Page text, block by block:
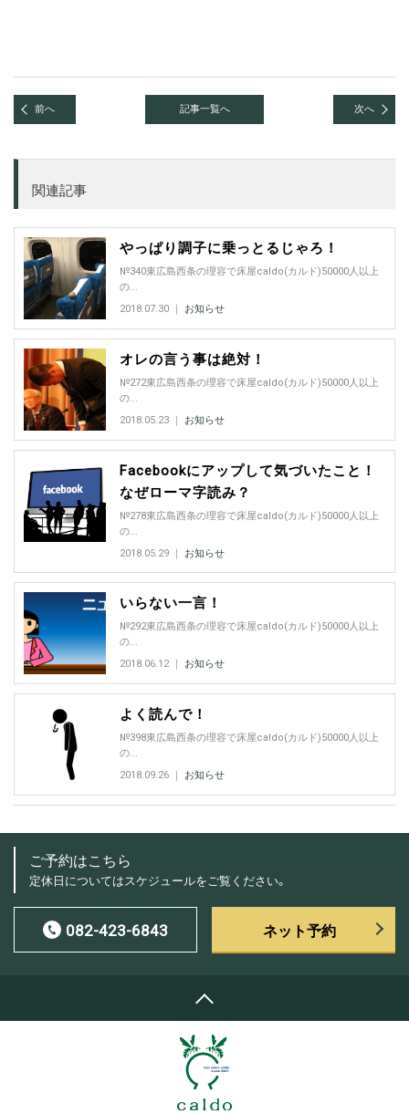
前へ 記事一覧へ 次へ
関連記事
やっぱり調子に乗っとるじゃろ！
№340東広島西条の理容で床屋caldo(カルド)50000人以上
の...
2018.07.30 ｜ お知らせ
オレの言う事は絶対！
№272東広島西条の理容で床屋caldo(カルド)50000人以上
の...
2018.05.23 ｜ お知らせ
Facebookにアップして気づいたこと！
なぜローマ字読み？
№278東広島西条の理容で床屋caldo(カルド)50000人以上
の...
2018.05.29 ｜ お知らせ
いらない一言！
№292東広島西条の理容で床屋caldo(カルド)50000人以上
の...
2018.06.12 ｜ お知らせ
よく読んで！
№398東広島西条の理容で床屋caldo(カルド)50000人以上
の...
2018.09.26 ｜ お知らせ
ご予約はこちら
定休日についてはスケジュールをご覧ください。
082-423-6843 ネット予約